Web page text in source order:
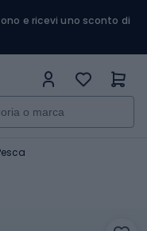
e ricevi uno sconto di